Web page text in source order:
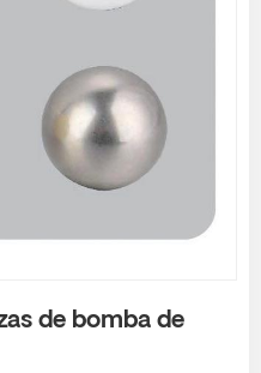
de bomba de